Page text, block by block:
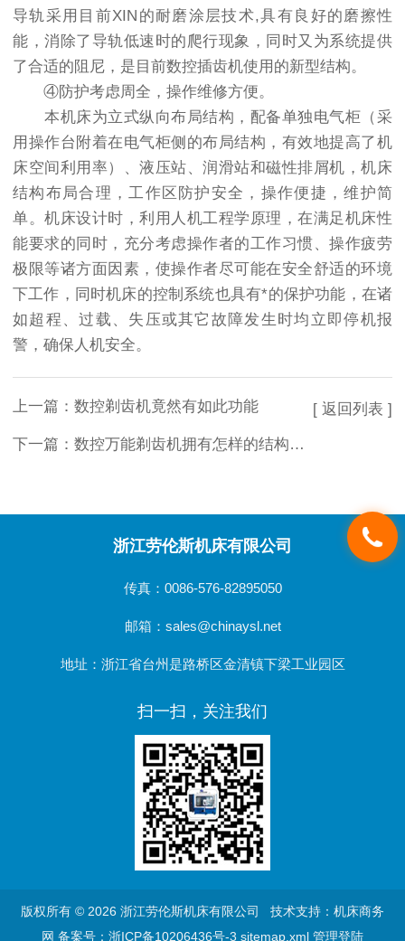
导轨采用目前XIN的耐磨涂层技术,具有良好的磨擦性
能，消除了导轨低速时的爬行现象，同时又为系统提供
了合适的阻尼，是目前数控插齿机使用的新型结构。
④防护考虑周全，操作维修方便。
本机床为立式纵向布局结构，配备单独电气柜（采
用操作台附着在电气柜侧的布局结构，有效地提高了机
床空间利用率）、液压站、润滑站和磁性排屑机，机床
结构布局合理，工作区防护安全，操作便捷，维护简
单。机床设计时，利用人机工程学原理，在满足机床性
能要求的同时，充分考虑操作者的工作习惯、操作疲劳
极限等诸方面因素，使操作者尽可能在安全舒适的环境
下工作，同时机床的控制系统也具有*的保护功能，在诸
如超程、过载、失压或其它故障发生时均立即停机报
警，确保人机安全。
上一篇： 数控剃齿机竟然有如此功能
下一篇： 数控万能剃齿机拥有怎样的结构特点呢？
[ 返回列表 ]
浙江劳伦斯机床有限公司
传真：0086-576-82895050
邮箱：sales@chinaysl.net
地址：浙江省台州是路桥区金清镇下梁工业园区
扫一扫，关注我们
版权所有 © 2026 浙江劳伦斯机床有限公司 技术支持： 机床商务
网 备案号：浙ICP备10206436号-3 sitemap.xml 管理登陆